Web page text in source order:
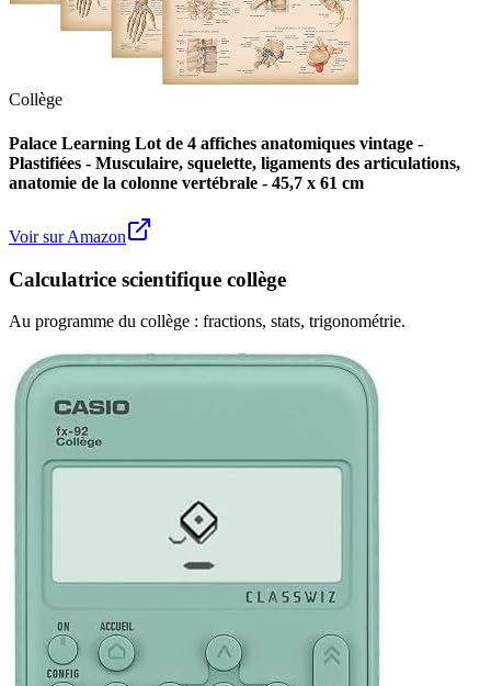
Collège
Palace Learning Lot de 4 affiches anatomiques vintage -
Plastifiées - Musculaire, squelette, ligaments des articulations,
anatomie de la colonne vertébrale - 45,7 x 61 cm
Voir sur Amazon
Calculatrice scientifique collège
Au programme du collège : fractions, stats, trigonométrie.